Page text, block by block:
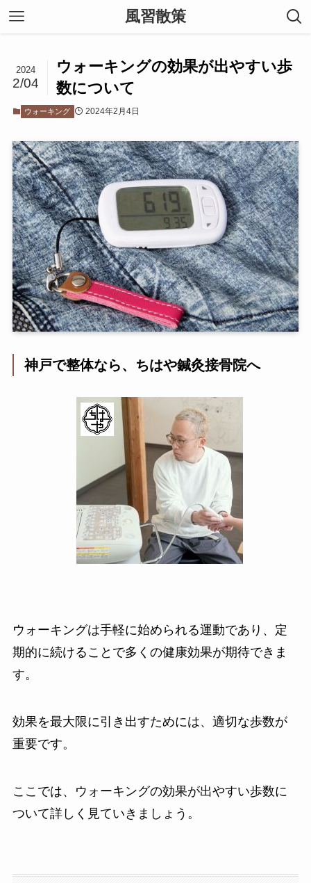
風習散策
ウォーキングの効果が出やすい歩
数について
2024
2/04
ウォーキング 2024年2月4日
神戸で整体なら、ちはや鍼灸接骨院へ
ウォーキングは手軽に始められる運動であり、定
期的に続けることで多くの健康効果が期待できま
す。
効果を最大限に引き出すためには、適切な歩数が
重要です。
ここでは、ウォーキングの効果が出やすい歩数に
ついて詳しく見ていきましょう。